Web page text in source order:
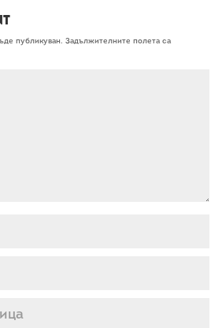
публикуван. Задължителните полета са